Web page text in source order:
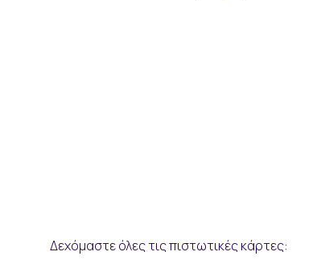
Δεχόμαστε όλες τις πιστωτικές κάρτες: